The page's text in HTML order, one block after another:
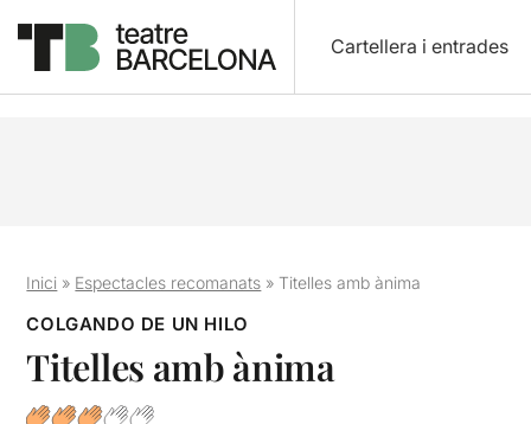
Cartellera i entrades
Inici » Espectacles recomanats »Titelles amb ànima
COLGANDO DE UN HILO
Titelles amb ànima